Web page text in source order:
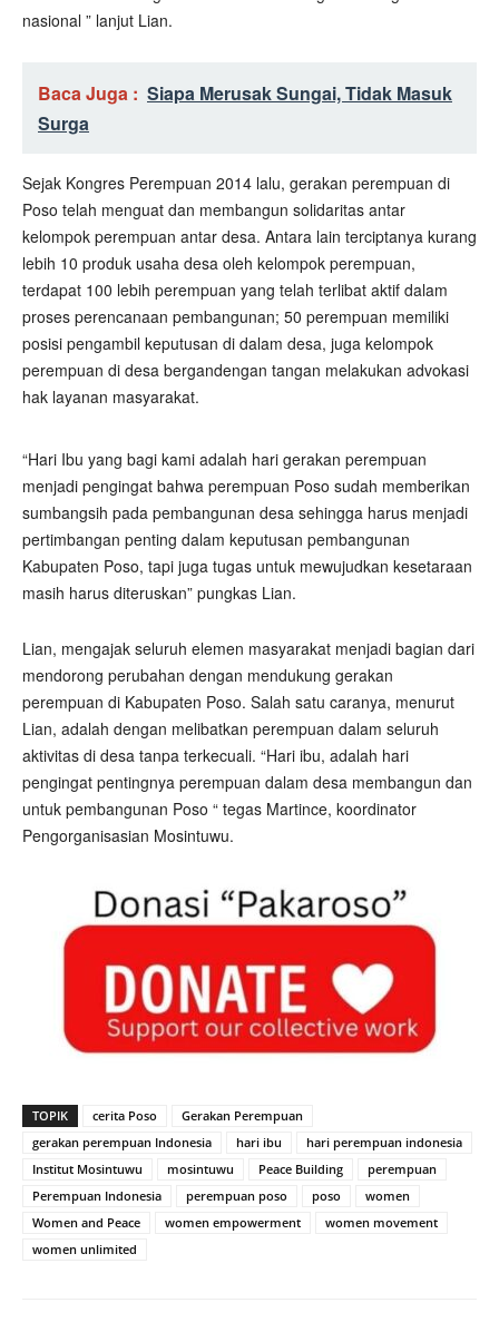
nasional ” lanjut Lian.
Baca Juga : Siapa Merusak Sungai, Tidak Masuk
Surga
Sejak Kongres Perempuan 2014 lalu, gerakan perempuan di
Poso telah menguat dan membangun solidaritas antar
kelompok perempuan antar desa. Antara lain terciptanya kurang
lebih 10 produk usaha desa oleh kelompok perempuan,
terdapat 100 lebih perempuan yang telah terlibat aktif dalam
proses perencanaan pembangunan; 50 perempuan memiliki
posisi pengambil keputusan di dalam desa, juga kelompok
perempuan di desa bergandengan tangan melakukan advokasi
hak layanan masyarakat.
“Hari Ibu yang bagi kami adalah hari gerakan perempuan
menjadi pengingat bahwa perempuan Poso sudah memberikan
sumbangsih pada pembangunan desa sehingga harus menjadi
pertimbangan penting dalam keputusan pembangunan
Kabupaten Poso, tapi juga tugas untuk mewujudkan kesetaraan
masih harus diteruskan” pungkas Lian.
Lian, mengajak seluruh elemen masyarakat menjadi bagian dari
mendorong perubahan dengan mendukung gerakan
perempuan di Kabupaten Poso. Salah satu caranya, menurut
Lian, adalah dengan melibatkan perempuan dalam seluruh
aktivitas di desa tanpa terkecuali. “Hari ibu, adalah hari
pengingat pentingnya perempuan dalam desa membangun dan
untuk pembangunan Poso “ tegas Martince, koordinator
Pengorganisasian Mosintuwu.
TOPIK cerita Poso
Gerakan Perempuan
gerakan perempuan Indonesia
hari ibu
hari perempuan indonesia
Institut Mosintuwu
mosintuwu Peace Building
perempuan
Perempuan Indonesia
perempuan poso poso
women
Women and Peace
women empowerment
women movement
women unlimited